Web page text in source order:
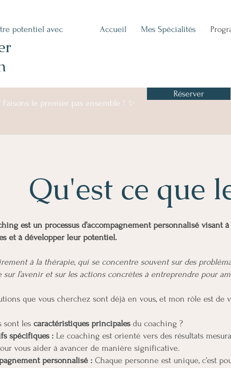
potentiel avec Accueil Mes Spécialités
Faisons le premier pas ensemble ! ✨
Réserver
Qu'est ce que
est un processus d’accompagnement personnalisé
et à développer leur potentiel.
à la thérapie, qui se concentre souvent sur des
sur l’avenir et sur les actions concrètes à entreprendre pour
que vous cherchez sont déjà en vous, et mon rôle est
sont les caractéristiques principales du coaching ?
spécifiques : Le coaching est orienté vers des résultats
vous aider à avancer de manière significative.
personnalisé : Chaque personne est unique, c’est